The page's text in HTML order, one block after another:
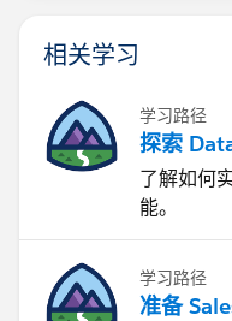
相关学习
学习路径
探索
了解如何
能。
学习路径
准备